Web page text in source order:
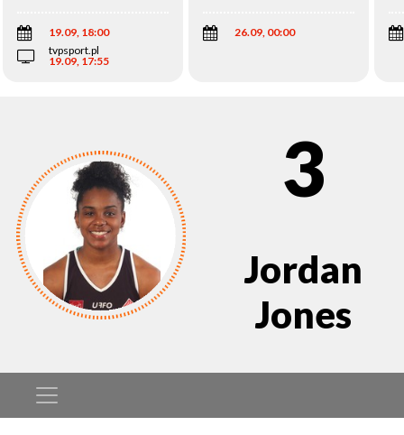
19.09, 18:00
tvpsport.pl
19.09, 17:55
26.09, 00:00
3
Jordan
Jones